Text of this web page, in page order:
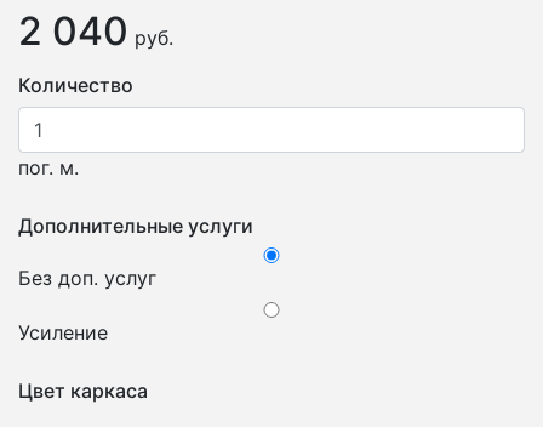
2 040 руб.
Количество
пог. м.
Дополнительные услуги
Без доп. услуг
Усиление
Цвет каркаса